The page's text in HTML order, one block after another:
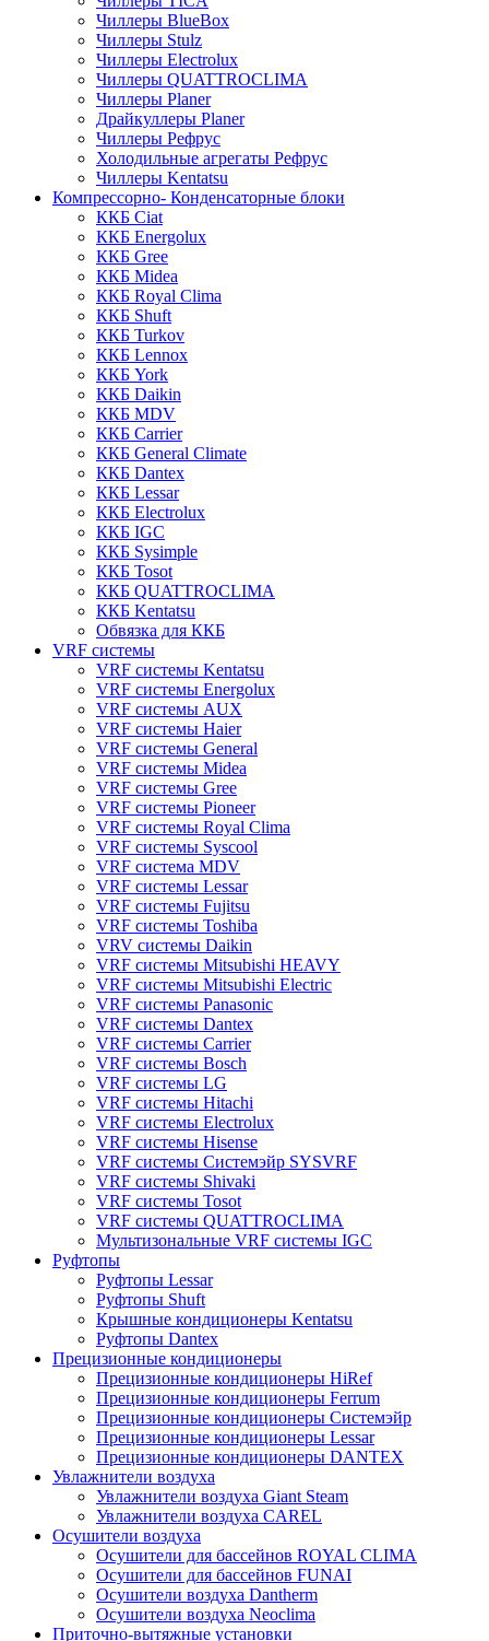
Чиллеры BlueBox
Чиллеры Stulz
Чиллеры Electrolux
Чиллеры QUATTROCLIMA
Чиллеры Planer
Драйкуллеры Planer
Чиллеры Рефрус
Холодильные агрегаты Рефрус
Чиллеры Kentatsu
Компрессорно- Конденсаторные блоки
ККБ Ciat
ККБ Energolux
ККБ Gree
ККБ Midea
ККБ Royal Clima
ККБ Shuft
ККБ Turkov
ККБ Lennox
ККБ York
ККБ Daikin
ККБ MDV
ККБ Carrier
ККБ General Climate
ККБ Dantex
ККБ Lessar
ККБ Electrolux
ККБ IGC
ККБ Sysimple
ККБ Tosot
ККБ QUATTROCLIMA
ККБ Kentatsu
Обвязка для ККБ
VRF системы
VRF системы Kentatsu
VRF системы Energolux
VRF системы AUX
VRF системы Haier
VRF системы General
VRF системы Midea
VRF системы Gree
VRF системы Pioneer
VRF системы Royal Clima
VRF системы Syscool
VRF система MDV
VRF системы Lessar
VRF системы Fujitsu
VRF системы Toshiba
VRV системы Daikin
VRF системы Mitsubishi HEAVY
VRF системы Mitsubishi Electric
VRF системы Panasonic
VRF системы Dantex
VRF системы Carrier
VRF системы Bosch
VRF системы LG
VRF системы Hitachi
VRF системы Electrolux
VRF системы Hisense
VRF системы Системэйр SYSVRF
VRF системы Shivaki
VRF системы Tosot
VRF системы QUATTROCLIMA
Мультизональные VRF системы IGC
Руфтопы
Руфтопы Lessar
Руфтопы Shuft
Крышные кондиционеры Kentatsu
Руфтопы Dantex
Прецизионные кондиционеры
Прецизионные кондиционеры HiRef
Прецизионные кондиционеры Ferrum
Прецизионные кондиционеры Системэйр
Прецизионные кондиционеры Lessar
Прецизионные кондиционеры DANTEX
Увлажнители воздуха
Увлажнители воздуха Giant Steam
Увлажнители воздуха CAREL
Осушители воздуха
Осушители для бассейнов ROYAL CLIMA
Осушители для бассейнов FUNAI
Осушители воздуха Dantherm
Осушители воздуха Neoclima
Приточно-вытяжные установки